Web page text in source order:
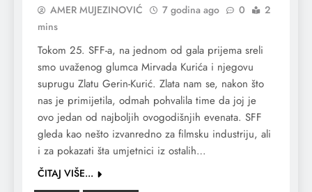
AMER MUJEZINOVIĆ 7 godina ago 0
2
mins
Tokom 25. SFF-a, na jednom od gala prijema sreli
smo uvaženog glumca Mirvada Kurića i njegovu
suprugu Zlatu Gerin-Kurić. Zlata nam se, nakon što
nas je primijetila, odmah pohvalila time da joj je
ovo jedan od najboljih ovogodišnjih evenata. SFF
gleda kao nešto izvanredno za filmsku industriju, ali
i za pokazati šta umjetnici iz ostalih…
ČITAJ VIŠE...